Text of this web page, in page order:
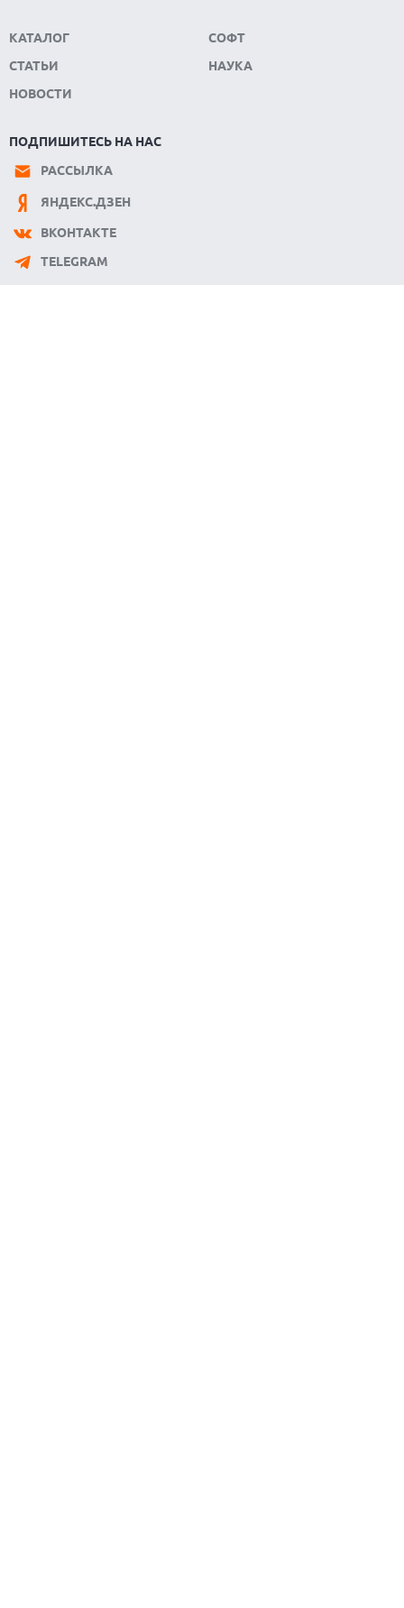
КАТАЛОГ
СТАТЬИ
НОВОСТИ
СОФТ
НАУКА
ПОДПИШИТЕСЬ НА НАС
РАССЫЛКА
ЯНДЕКС.ДЗЕН
ВКОНТАКТЕ
TELEGRAM